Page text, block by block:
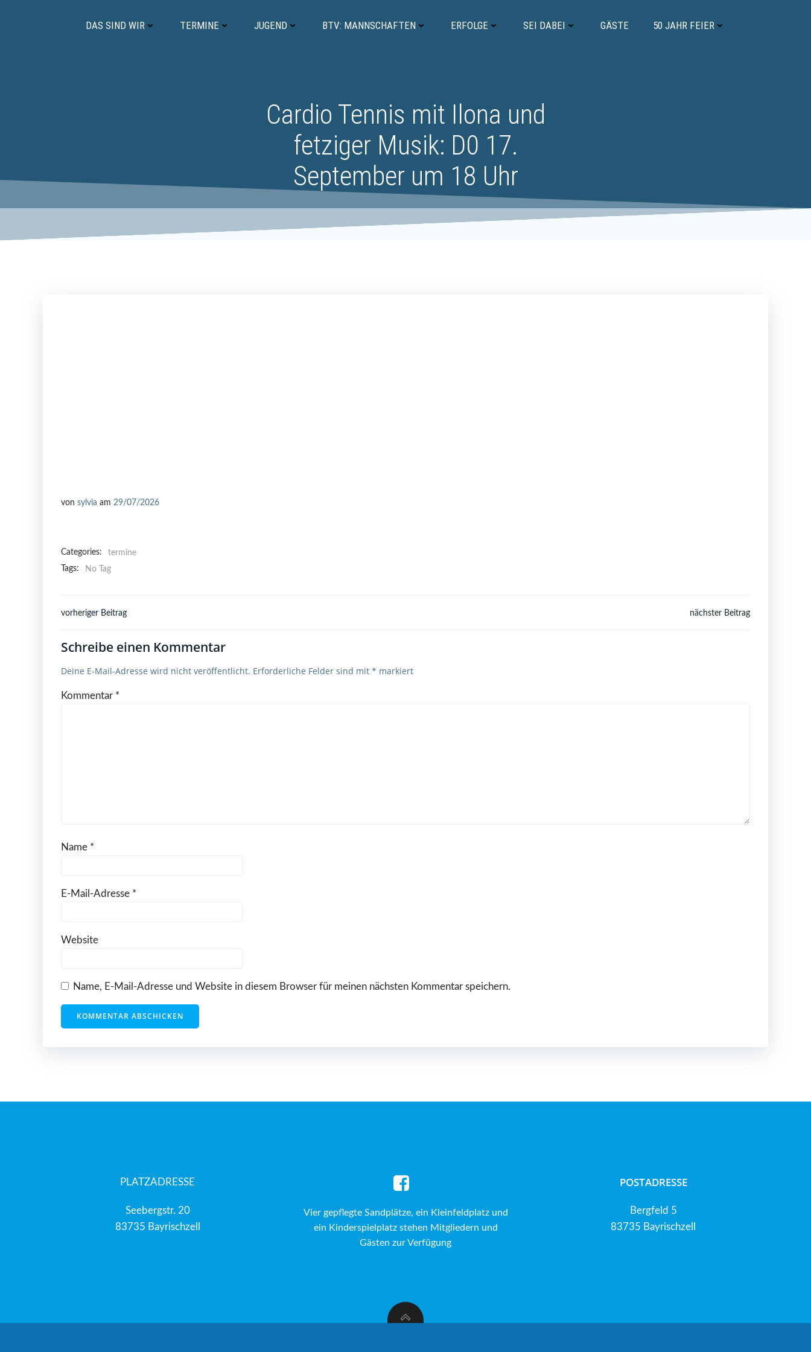
DAS SIND WIR TERMINE JUGEND BTV: MANNSCHAFTEN ERFOLGE SEI DABEI GÄSTE 50 JAHR FEIER
Cardio Tennis mit Ilona und
fetziger Musik: D0 17.
September um 18 Uhr
von sylvia am 29/07/2026
Categories:
termine
Tags:
No Tag
Post
navigation
vorheriger Beitrag nächster Beitrag
Schreibe einen Kommentar
Deine E-Mail-Adresse wird nicht veröffentlicht. Erforderliche Felder sind mit * markiert
Kommentar *
Name *
E-Mail-Adresse *
Website
Name, E-Mail-Adresse und Website in diesem Browser für meinen nächsten Kommentar speichern.
PLATZADRESSE
Seebergstr. 20
83735 Bayrischzell
Vier gepflegte Sandplätze, ein Kleinfeldplatz und
ein Kinderspielplatz stehen Mitgliedern und
Gästen zur Verfügung
POSTADRESSE
Bergfeld 5
83735 Bayrischzell